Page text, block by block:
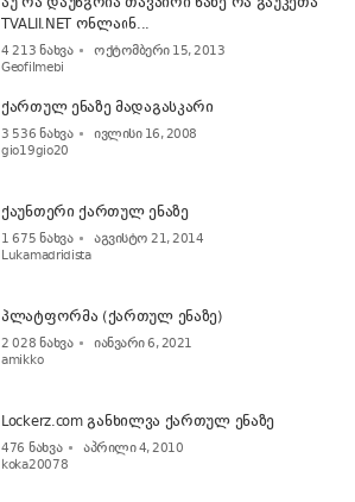
TVALII.NET ონლაინ...
4 213 ნახვა
ოქტომბერი 15, 2013
Geofilmebi
ქართულ ენაზე მადაგასკარი
3 536 ნახვა
ივლისი 16, 2008
gio19gio20
ქაუნთერი ქართულ ენაზე
1 675 ნახვა
აგვისტო 21, 2014
Lukamadridista
პლატფორმა (ქართულ ენაზე)
2 028 ნახვა
იანვარი 6, 2021
amikko
Lockerz.com განხილვა ქართულ ენაზე
476 ნახვა
აპრილი 4, 2010
koka20078